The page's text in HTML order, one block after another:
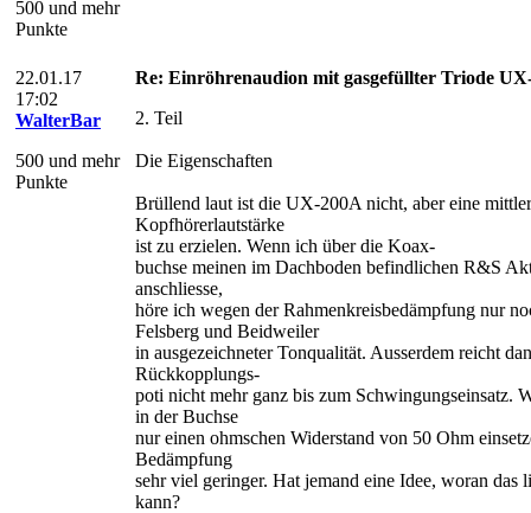
500 und mehr
Punkte
22.01.17
17:02
WalterBar
500 und mehr
Punkte
Re: Einröhrenaudion mit gasgefüllter Triode
2. Teil
Die Eigenschaften
Brüllend laut ist die UX-200A nicht, aber eine
Kopfhörerlautstärke
ist zu erzielen. Wenn ich über die Koax-
buchse meinen im Dachboden befindlichen R&S
anschliesse,
höre ich wegen der Rahmenkreisbedämpfung nur
Felsberg und Beidweiler
in ausgezeichneter Tonqualität. Ausserdem reicht
Rückkopplungs-
poti nicht mehr ganz bis zum Schwingungseinsatz.
in der Buchse
nur einen ohmschen Widerstand von 50 Ohm
Bedämpfung
sehr viel geringer. Hat jemand eine Idee, woran das
kann?